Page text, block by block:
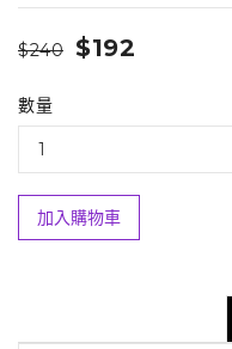
$240 $192
數量
加入購物車